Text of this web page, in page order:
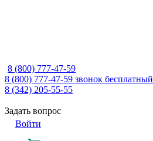
8 (800) 777-47-59
8 (800) 777-47-59 звонок бесплатный
8 (342) 205-55-55
Задать вопрос
Войти